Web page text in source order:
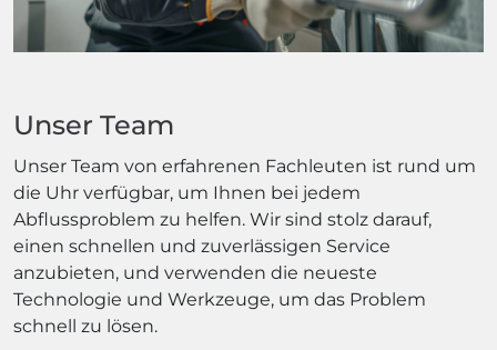
Unser Team
Unser Team von erfahrenen Fachleuten ist rund um
die Uhr verfügbar, um Ihnen bei jedem
Abflussproblem zu helfen. Wir sind stolz darauf,
einen schnellen und zuverlässigen Service
anzubieten, und verwenden die neueste
Technologie und Werkzeuge, um das Problem
schnell zu lösen.